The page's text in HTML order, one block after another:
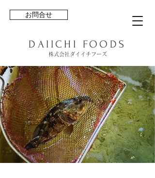
お問合せ
DAIICHI FOODS
株式会社ダイイチフーズ